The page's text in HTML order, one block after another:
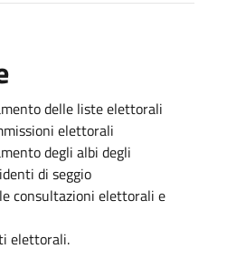
delle liste elettorali
elettorali
degli albi degli
di seggio
consultazioni elettorali e
elettorali.